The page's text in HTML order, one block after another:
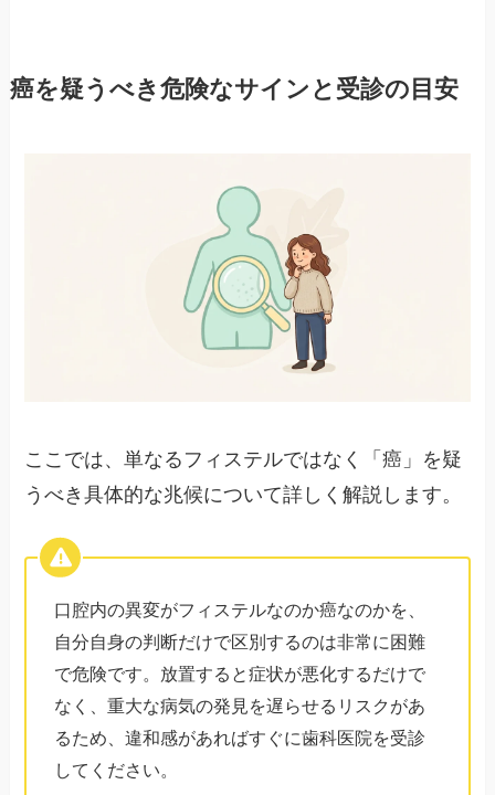
癌を疑うべき危険なサインと受診の目安
ここでは、単なるフィステルではなく「癌」を疑
うべき具体的な兆候について詳しく解説します。
口腔内の異変がフィステルなのか癌なのかを、
自分自身の判断だけで区別するのは非常に困難
で危険です。放置すると症状が悪化するだけで
なく、重大な病気の発見を遅らせるリスクがあ
るため、違和感があればすぐに歯科医院を受診
してください。